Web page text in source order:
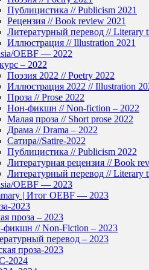
Публицистика // Publicism 2021
Рецензия // Book review 2021
Литературный перевод // Literary
Иллюстрация // Illustration 2021
OEBF — 2022
– 2022
Поэзия 2022 // Poetry 2022
Иллюстрация 2022 // Illustration
Проза // Prose 2022
Нон-фикшн // Non-fiction – 2022
Малая проза // Short prose 2022
Драма // Drama – 2022
Сатира//Satire-2022
Публицистика // Publicism 2022
Литературная рецензия // Book
Литературный перевод // Literary
OEBF — 2023
| Итог OEBF — 2023
2023
проза – 2023
// Non-Fiction – 2023
перевод – 2023
проза-2023
2024